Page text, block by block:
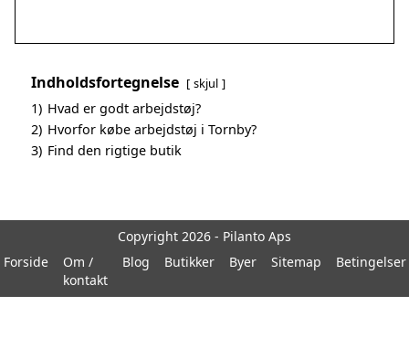
Indholdsfortegnelse skjul
1) Hvad er godt arbejdstøj?
2) Hvorfor købe arbejdstøj i Tornby?
3) Find den rigtige butik
Copyright 2026 - Pilanto Aps
Forside
Om /
kontakt
Blog Butikker Byer Sitemap Betingelser